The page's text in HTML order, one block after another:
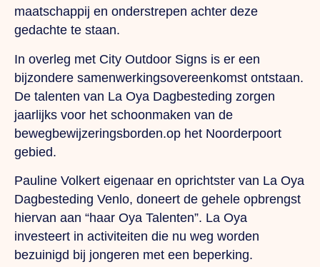
maatschappij en onderstrepen achter deze
gedachte te staan.
In overleg met City Outdoor Signs is er een
bijzondere samenwerkingsovereenkomst ontstaan.
De talenten van La Oya Dagbesteding zorgen
jaarlijks voor het schoonmaken van de
bewegbewijzeringsborden.op het Noorderpoort
gebied.
Pauline Volkert eigenaar en oprichtster van La Oya
Dagbesteding Venlo, doneert de gehele opbrengst
hiervan aan “haar Oya Talenten”. La Oya
investeert in activiteiten die nu weg worden
bezuinigd bij jongeren met een beperking.